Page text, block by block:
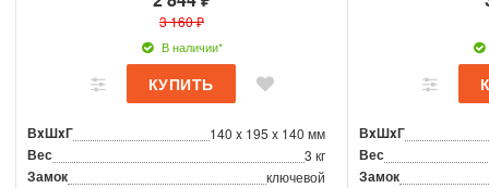
3 160 ₽
В наличии*
ВxШxГ 140 x 195 x 140 мм
Вес 3 кг
Замок ключевой
ВxШxГ
Вес
Замок